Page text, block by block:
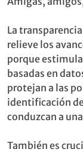
La
relieve los
porque
basadas en
protejan a las
identificación
conduzcan a
También es